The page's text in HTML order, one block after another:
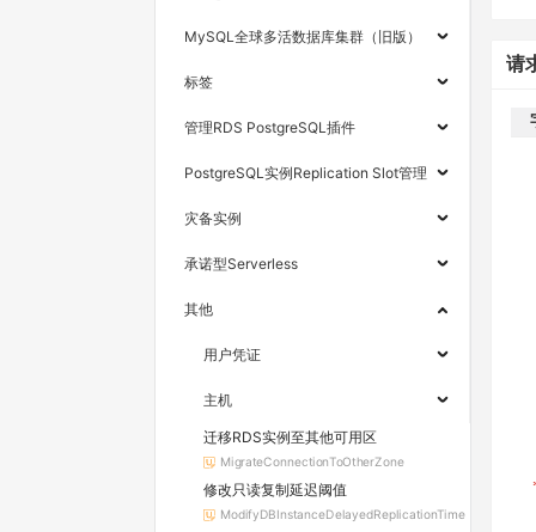
MySQL全球多活数据库集群（旧版）
标签
管理RDS PostgreSQL插件
PostgreSQL实例Replication Slot管理
灾备实例
承诺型Serverless
其他
用户凭证
主机
迁移RDS实例至其他可用区
MigrateConnectionToOtherZone
修改只读复制延迟阈值
ModifyDBInstanceDelayedReplicationTime
请